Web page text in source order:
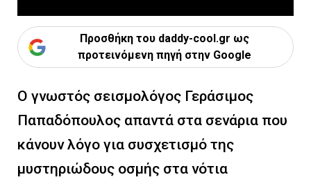
Προσθήκη του daddy-cool.gr ως
προτεινόμενη πηγή στην Google
Ο γνωστός σεισμολόγος Γεράσιμος
Παπαδόπουλος απαντά στα σενάρια που
κάνουν λόγο για συσχετισμό της
μυστηριώδους οσμής στα νότια